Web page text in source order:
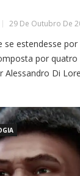
29 De Outubro De
se estendesse
por quatro
Alessandro Di
Garden, o